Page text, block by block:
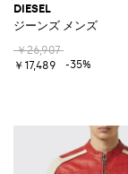
DIESEL
ジーンズ メンズ
￥26,907
￥17,489
-35%